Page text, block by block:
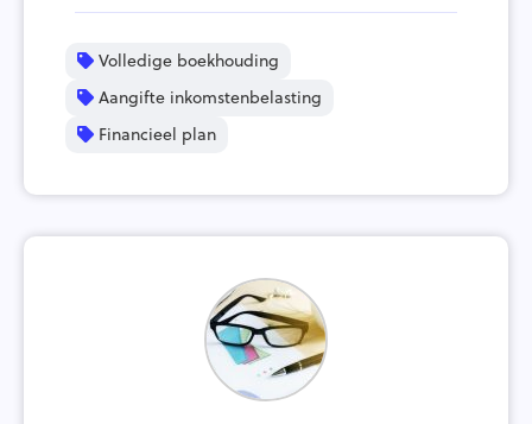
Volledige boekhouding
Aangifte inkomstenbelasting
Financieel plan